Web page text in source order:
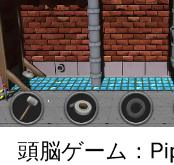
頭脳ゲーム：